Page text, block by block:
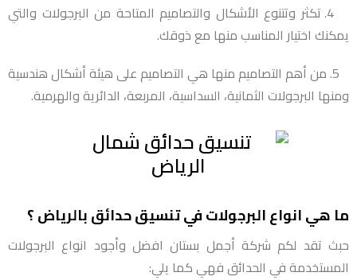
4. تكثر وتتنوع الأشكال والتصاميم المتاحة من البرجولات والتي
يمكنك اختيار المناسب منها مع ذوقك.
5. من أهم التصاميم منها هي التصاميم على هيئة أشكال هندسية
ومنها البرجولات الثمانية، السداسية، المربعة، الدائرية والهرمية.
ما هي انواع البرجولات في تنسيق حدائق بالرياض ؟
حبث تقد لكم شركة أجمل بستان افضل وأجود انواع البرجولات
المستخدمة في الحدائق فهي كما يلي: